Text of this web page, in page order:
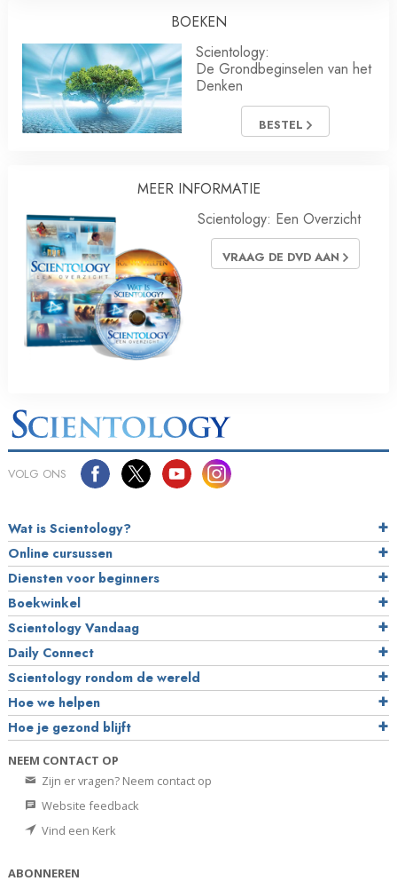
BOEKEN
Scientology:
De Grondbeginselen van het
Denken
BESTEL
MEER INFORMATIE
Scientology: Een Overzicht
VRAAG DE DVD AAN
VOLG ONS
Wat is Scientology?
Online cursussen
Diensten voor beginners
Boekwinkel
Scientology Vandaag
Daily Connect
Scientology rondom de wereld
Hoe we helpen
Hoe je gezond blijft
NEEM CONTACT OP
Zijn er vragen? Neem contact op
Website feedback
Vind een Kerk
ABONNEREN